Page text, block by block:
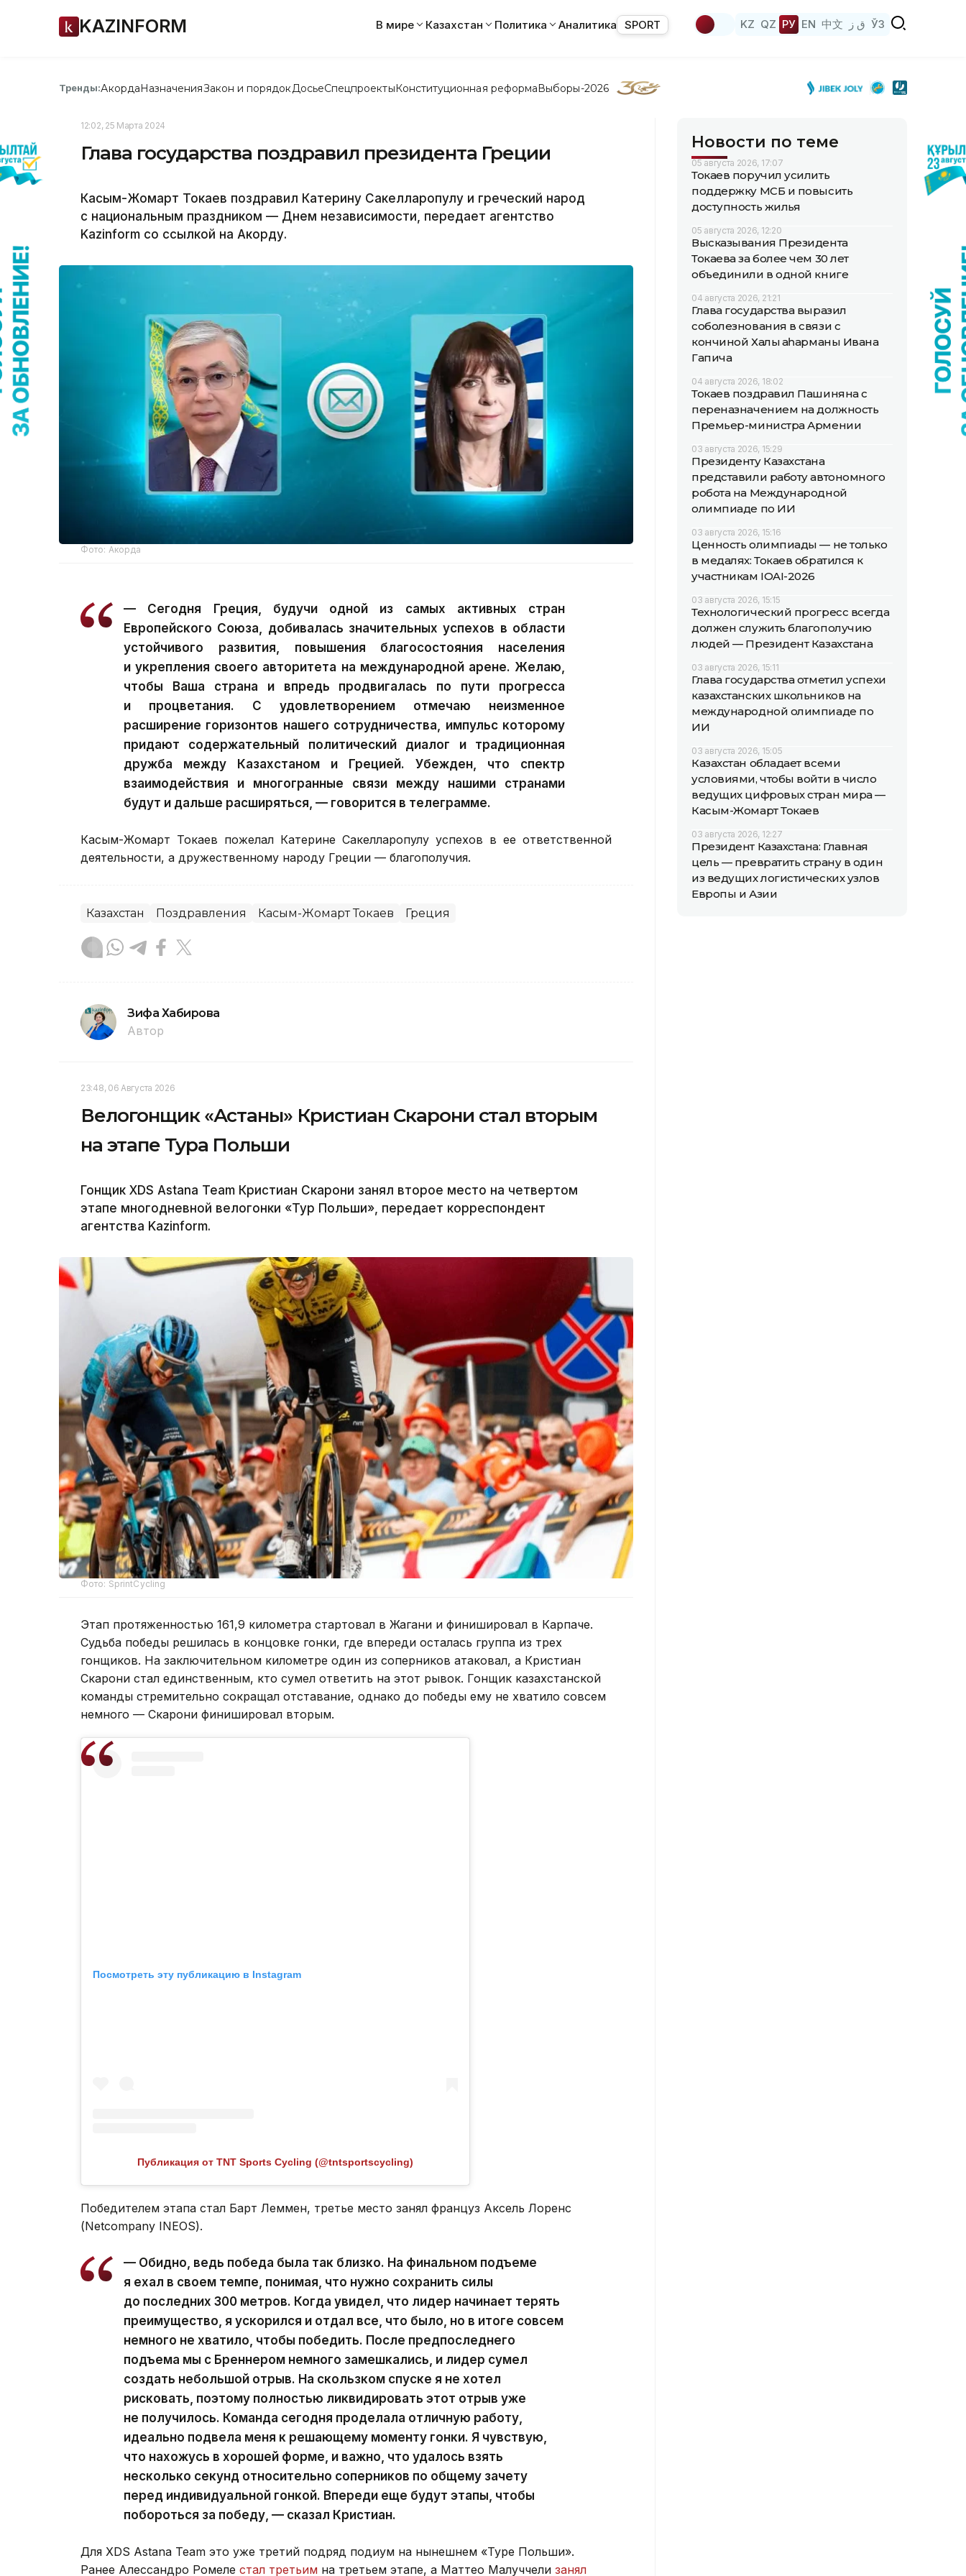
KAZINFORM В мире Казахстан Политика Аналитика SPORT KZ QZ РУ EN 中文 ق ز ЎЗ
Тренды:АкордаНазначенияЗакон и порядок ДосьеСпецпроектыКонституционная реформаВыборы-2026
12:02, 25 Марта 2024
Глава государства поздравил президента Греции
Касым-Жомарт Токаев поздравил Катерину Сакелларопулу и греческий народ
с национальным праздником — Днем независимости, передает агентство
Kazinform со ссылкой на Акорду.
Фото: Акорда
— Сегодня Греция, будучи одной из самых активных стран
Европейского Союза, добивалась значительных успехов в области
устойчивого развития, повышения благосостояния населения
и укрепления своего авторитета на международной арене. Желаю,
чтобы Ваша страна и впредь продвигалась по пути прогресса
и процветания. С удовлетворением отмечаю неизменное
расширение горизонтов нашего сотрудничества, импульс которому
придают содержательный политический диалог и традиционная
дружба между Казахстаном и Грецией. Убежден, что спектр
взаимодействия и многогранные связи между нашими странами
будут и дальше расширяться, — говорится в телеграмме.
Касым-Жомарт Токаев пожелал Катерине Сакелларопулу успехов в ее ответственной
деятельности, а дружественному народу Греции — благополучия.
Казахстан Поздравления Касым-Жомарт Токаев Греция
Зифа Хабирова
Автор
23:48, 06 Августа 2026
Велогонщик «Астаны» Кристиан Скарони стал вторым
на этапе Тура Польши
Гонщик XDS Astana Team Кристиан Скарони занял второе место на четвертом
этапе многодневной велогонки «Тур Польши», передает корреспондент
агентства Kazinform.
Фото: SprintCycling
Этап протяженностью 161,9 километра стартовал в Жагани и финишировал в Карпаче.
Судьба победы решилась в концовке гонки, где впереди осталась группа из трех
гонщиков. На заключительном километре один из соперников атаковал, а Кристиан
Скарони стал единственным, кто сумел ответить на этот рывок. Гонщик казахстанской
команды стремительно сокращал отставание, однако до победы ему не хватило совсем
немного — Скарони финишировал вторым.
Посмотреть эту публикацию в Instagram
Публикация от TNT Sports Cycling (@tntsportscycling)
Победителем этапа стал Барт Леммен, третье место занял француз Аксель Лоренс
(Netcompany INEOS).
— Обидно, ведь победа была так близко. На финальном подъеме
я ехал в своем темпе, понимая, что нужно сохранить силы
до последних 300 метров. Когда увидел, что лидер начинает терять
преимущество, я ускорился и отдал все, что было, но в итоге совсем
немного не хватило, чтобы победить. После предпоследнего
подъема мы с Бреннером немного замешкались, и лидер сумел
создать небольшой отрыв. На скользком спуске я не хотел
рисковать, поэтому полностью ликвидировать этот отрыв уже
не получилось. Команда сегодня проделала отличную работу,
идеально подвела меня к решающему моменту гонки. Я чувствую,
что нахожусь в хорошей форме, и важно, что удалось взять
несколько секунд относительно соперников по общему зачету
перед индивидуальной гонкой. Впереди еще будут этапы, чтобы
побороться за победу, — сказал Кристиан.
Для XDS Astana Team это уже третий подряд подиум на нынешнем «Туре Польши».
Ранее Алессандро Ромеле стал третьим на третьем этапе, а Маттео Малуччели занял
Новости по теме
05 августа 2026, 17:07
Токаев поручил усилить
поддержку МСБ и повысить
доступность жилья
05 августа 2026, 12:20
Высказывания Президента
Токаева за более чем 30 лет
объединили в одной книге
04 августа 2026, 21:21
Глава государства выразил
соболезнования в связи с
кончиной Халық қаһарманы Ивана
Гапича
04 августа 2026, 18:02
Токаев поздравил Пашиняна с
переназначением на должность
Премьер-министра Армении
03 августа 2026, 15:29
Президенту Казахстана
представили работу автономного
робота на Международной
олимпиаде по ИИ
03 августа 2026, 15:16
Ценность олимпиады — не только
в медалях: Токаев обратился к
участникам IOAI-2026
03 августа 2026, 15:15
Технологический прогресс всегда
должен служить благополучию
людей — Президент Казахстана
03 августа 2026, 15:11
Глава государства отметил успехи
казахстанских школьников на
международной олимпиаде по
ИИ
03 августа 2026, 15:05
Казахстан обладает всеми
условиями, чтобы войти в число
ведущих цифровых стран мира —
Касым-Жомарт Токаев
03 августа 2026, 12:27
Президент Казахстана: Главная
цель — превратить страну в один
из ведущих логистических узлов
Европы и Азии